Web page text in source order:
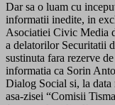
Dar sa o luam cu
informatii inedite, in
Asociatiei Civic Media
a delatorilor Securitatii
sustinuta fara rezerve
informatia ca Sorin
Dialog Social si, la data
asa-zisei “Comisii